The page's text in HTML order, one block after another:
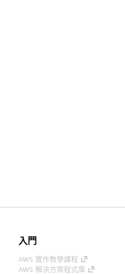
入門
AWS 實作教學課程
AWS 解決方案程式庫